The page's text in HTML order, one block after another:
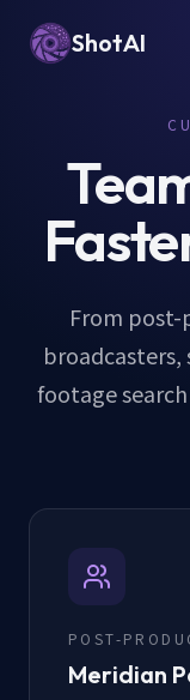
ShotAI
From
broadcasters,
footage
POST-
Meridian